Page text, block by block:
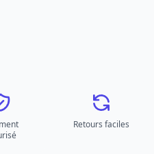
Retours faciles